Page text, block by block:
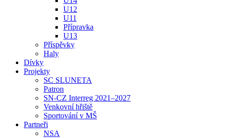
U12
U11
Přípravka
U13
Příspěvky
Haly
Dívky
Projekty
SC SLUNETA
Patron
SN-CZ Interreg 2021–2027
Venkovní hřiště
Sportování v MŠ
Partneři
NSA